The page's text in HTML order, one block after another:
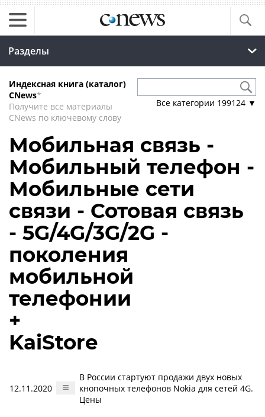
Разделы
Индексная книга (каталог)
CNews*
Получите все материалы
CNews по ключевому слову
Все категории 199124 ▼
Мобильная связь -
Мобильный телефон -
Мобильные сети
связи - Сотовая связь
- 5G/4G/3G/2G -
поколения
мобильной
телефонии
+
KaiStore
12.11.2020
В России стартуют продажи двух новых
кнопочных телефонов Nokia для сетей 4G.
Цены